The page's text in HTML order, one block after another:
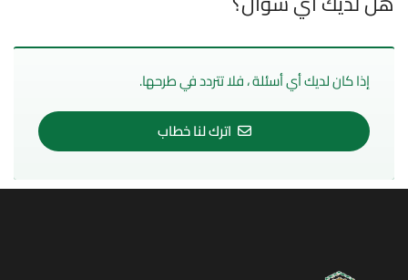
إذا كان لديك أي أسئلة ، فلا تتردد في طرحها.
اترك لنا خطاب